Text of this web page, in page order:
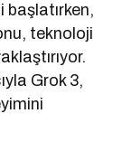
başlatırken,
teknoloji
Grok 3,